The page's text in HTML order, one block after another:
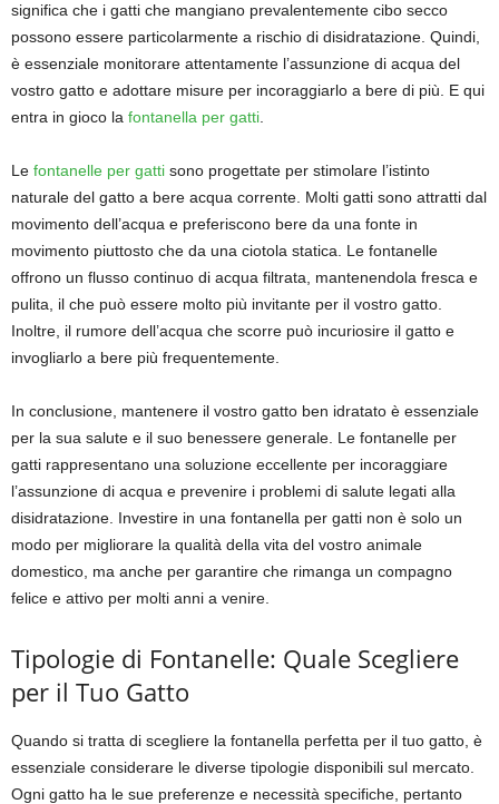
significa che i gatti che mangiano prevalentemente cibo secco
possono essere particolarmente a rischio di disidratazione. Quindi,
è essenziale monitorare attentamente l’assunzione di acqua del
vostro gatto e adottare misure per incoraggiarlo a bere di più. E qui
entra in gioco la fontanella per gatti
Le fontanelle per gatti sono progettate per stimolare l’istinto
naturale del gatto a bere acqua corrente. Molti gatti sono attratti dal
movimento dell’acqua e preferiscono bere da una fonte in
movimento piuttosto che da una ciotola statica. Le fontanelle
offrono un flusso continuo di acqua filtrata, mantenendola fresca e
pulita, il che può essere molto più invitante per il vostro gatto.
Inoltre, il rumore dell’acqua che scorre può incuriosire il gatto e
invogliarlo a bere più frequentemente.
In conclusione, mantenere il vostro gatto ben idratato è essenziale
per la sua salute e il suo benessere generale. Le fontanelle per
gatti rappresentano una soluzione eccellente per incoraggiare
l’assunzione di acqua e prevenire i problemi di salute legati alla
disidratazione. Investire in una fontanella per gatti non è solo un
modo per migliorare la qualità della vita del vostro animale
domestico, ma anche per garantire che rimanga un compagno
felice e attivo per molti anni a venire.
Tipologie di Fontanelle: Quale Scegliere
per il Tuo Gatto
Quando si tratta di scegliere la fontanella perfetta per il tuo gatto, è
essenziale considerare le diverse tipologie disponibili sul mercato.
Ogni gatto ha le sue preferenze e necessità specifiche, pertanto